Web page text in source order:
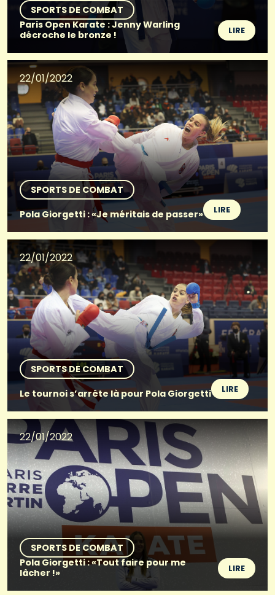
SPORTS DE COMBAT
Paris Open Karate : Jenny Warling
décroche le bronze !
LIRE
22/01/2022
SPORTS DE COMBAT
Pola Giorgetti : «Je méritais de passer»
LIRE
22/01/2022
SPORTS DE COMBAT
Le tournoi s’arrête là pour Pola Giorgetti
LIRE
22/01/2022
SPORTS DE COMBAT
Pola Giorgetti : «Tout faire pour me
lâcher !»
LIRE